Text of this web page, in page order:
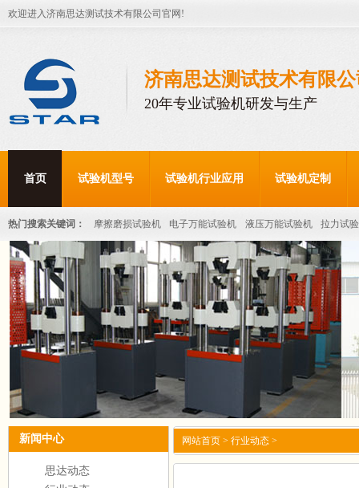
欢迎进入济南思达测试技术有限公司官网!
济南思达测试技术有限
20年专业试验机研发与生产
首页 试验机型号 试验机行业应用 试验机定制
热门搜索关键词： 摩擦磨损试验机 电子万能试验机 液压万能试验机 拉力试
新闻中心
思达动态
网站首页 > 行业动态 >